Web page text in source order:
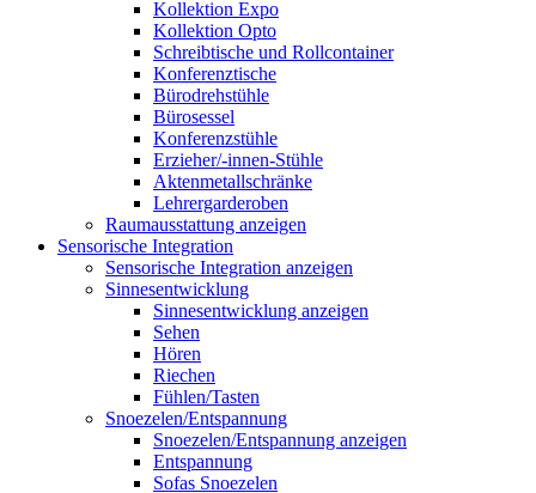
Kollektion Expo
Kollektion Opto
Schreibtische und Rollcontainer
Konferenztische
Bürodrehstühle
Bürosessel
Konferenzstühle
Erzieher/-innen-Stühle
Aktenmetallschränke
Lehrergarderoben
Raumausstattung anzeigen
Sensorische Integration
Sensorische Integration anzeigen
Sinnesentwicklung
Sinnesentwicklung anzeigen
Sehen
Hören
Riechen
Fühlen/Tasten
Snoezelen/Entspannung
Snoezelen/Entspannung anzeigen
Entspannung
Sofas Snoezelen